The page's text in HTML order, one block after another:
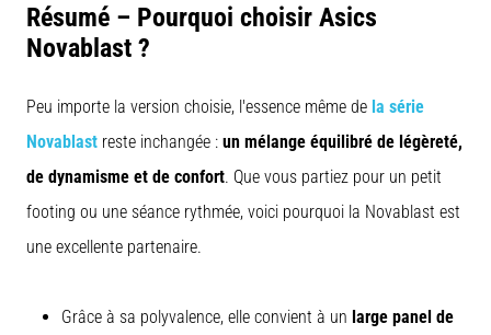
Résumé – Pourquoi choisir Asics
Novablast ?
Peu importe la version choisie, l'essence même de la série
Novablast reste inchangée : un mélange équilibré de légèreté,
de dynamisme et de confort. Que vous partiez pour un petit
footing ou une séance rythmée, voici pourquoi la Novablast est
une excellente partenaire.
Grâce à sa polyvalence, elle convient à un large panel de